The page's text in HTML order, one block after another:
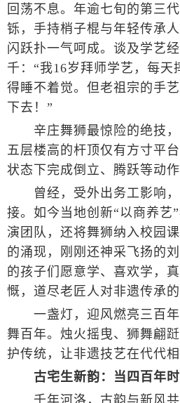
回荡不息。年逾七旬的第三
铄，手持梢子棍与年轻传承
闪跃扑一气呵成。谈及学艺
千：“我16岁拜师学艺，每天
得睡不着觉。但老祖宗的手
下去！”
辛庄舞狮最惊险的绝技，
五层楼高的杆顶仅有方寸平
状态下完成倒立、腾跃等动
曾经，受外出务工影响，
接。如今当地创新“以商养艺
演团队，还将舞狮纳入校园
的涌现，刚刚还神采飞扬的
的孩子们愿意学、喜欢学，
慨，道尽老匠人对非遗传承的
一盏灯，迎风燃亮三百年
舞百年。烛火摇曳、狮舞翩
护传统，让非遗技艺在代代相
古宅生新韵：当四百年
千年河洛，古韵与新风共